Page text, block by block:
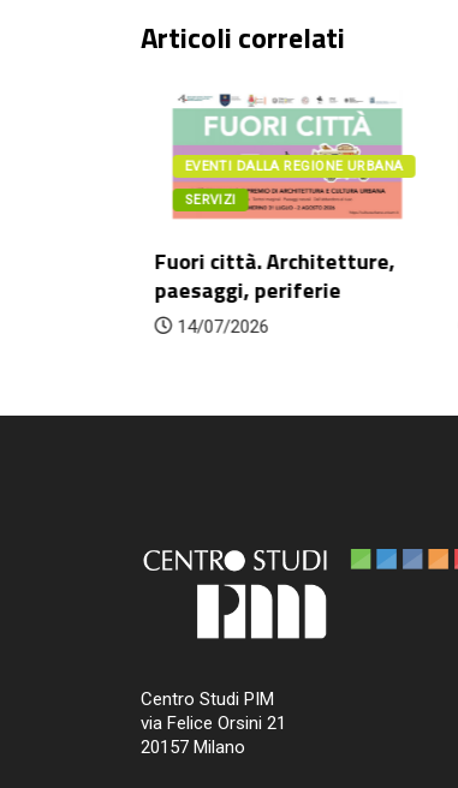
Articoli correlati
EVENTI DALLA REGIONE URBANA
SERVIZI
Fuori città. Architetture,
paesaggi, periferie
14/07/2026
Centro Studi PIM
via Felice Orsini 21
20157 Milano